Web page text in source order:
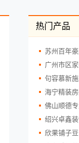
热门产品